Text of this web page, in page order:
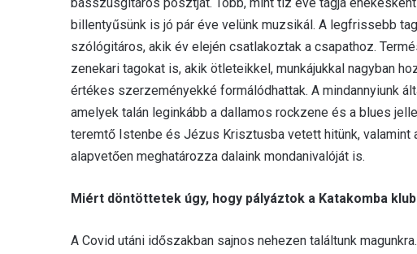
billentyűsünk is jó pár éve velünk muzsikál. A legfrissebb
szólógitáros, akik év elején csatlakoztak a csapathoz.
zenekari tagokat is, akik ötleteikkel, munkájukkal nagyban
értékes szerzeményekké formálódhattak. A mindannyiunk
amelyek talán leginkább a dallamos rockzene és a blues
teremtő Istenbe és Jézus Krisztusba vetett hitünk, valamint
alapvetően meghatározza dalaink mondanivalóját is.
Miért döntöttetek úgy, hogy pályáztok a Katakomba
A Covid utáni időszakban sajnos nehezen találtunk